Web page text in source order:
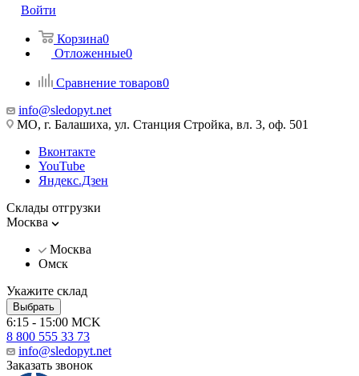
Войти
Корзина0
Отложенные0
Сравнение товаров0
info@sledopyt.net
МО, г. Балашиха, ул. Станция Стройка, вл. 3, оф. 501
Вконтакте
YouTube
Яндекс.Дзен
Склады отгрузки
Москва
Москва
Омск
Укажите склад
Выбрать
6:15 - 15:00 MCK
8 800 555 33 73
info@sledopyt.net
Заказать звонок